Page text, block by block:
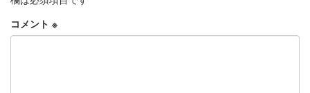
コメント ※